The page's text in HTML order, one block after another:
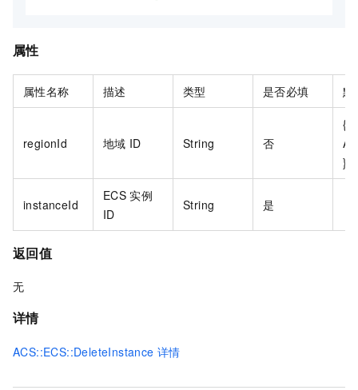
属性
属性名称 描述 类型 是否必填 默
regionId 地域 ID String 否
{{
}}
instanceId
ECS 实例
ID
String 是
返回值
无
详情
ACS::ECS::DeleteInstance 详情